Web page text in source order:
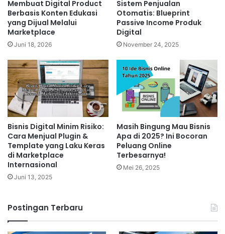
platform freelance seperti Freelancer, Upwork, atau
Sribulancer. Keuntungannya, Anda dapat bekerja
fleksibel sesuai waktu luang dan menentukan harga
jasa Anda sendiri.
Bisnis online berbasis keahlian
cocok bagi Anda yang memiliki waktu terbatas di luar
jam kerja kantoran.
Related Articles
Mengembangkan Bisnis AI Chatbot
Development dengan Strategi
Digital untuk Menjangkau Banyak
Membangun Bisnis Membership
Berlangganan yang Lebih
Membuat Digital Product
Berbasis Konten Edukasi
yang Dijual Melalui
Marketplace
Juni 18, 2026
Sistem Penjualan
Otomatis: Blueprint
Passive Income Produk
Digital
November 24, 2025
Bisnis Digital Minim Risiko:
Cara Menjual Plugin &
Template yang Laku Keras
di Marketplace
Internasional
Juni 13, 2025
Masih Bingung Mau Bisnis
Apa di 2025? Ini Bocoran
Peluang Online
Terbesarnya!
Mei 26, 2025
Postingan Terbaru